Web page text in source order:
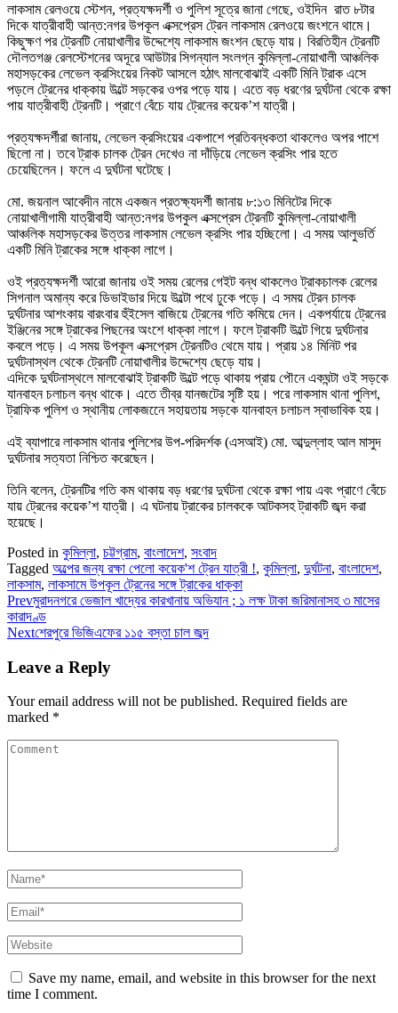
লাকসাম রেলওয়ে স্টেশন, প্রত্যক্ষদর্শী ও পুলিশ সূত্রে জানা গেছে, ওইদিন রাত ৮টার
দিকে যাত্রীবাহী আন্ত:নগর উপকূল এক্সপ্রেস ট্রেন লাকসাম রেলওয়ে জংশনে থামে।
কিছুক্ষণ পর ট্রেনটি নোয়াখালীর উদ্দেশ্যে লাকসাম জংশন ছেড়ে যায়। বিরতিহীন ট্রেনটি
দৌলতগঞ্জ রেলস্টেশনের অদূরে আউটার সিগন্যাল সংলগ্ন কুমিল্লা-নোয়াখালী আঞ্চলিক
মহাসড়কের লেভেল ক্রসিংয়ের নিকট আসলে হঠাৎ মালবোঝাই একটি মিনি ট্রাক এসে
পড়লে ট্রেনের ধাক্কায় উল্টে সড়কের ওপর পড়ে যায়। এতে বড় ধরণের দুর্ঘটনা থেকে রক্ষা
পায় যাত্রীবাহী ট্রেনটি। প্রাণে বেঁচে যায় ট্রেনের কয়েক’শ যাত্রী।
প্রত্যক্ষদর্শীরা জানায়, লেভেল ক্রসিংয়ের একপাশে প্রতিবন্ধকতা থাকলেও অপর পাশে
ছিলো না। তবে ট্রাক চালক ট্রেন দেখেও না দাঁড়িয়ে লেভেল ক্রসিং পার হতে
চেয়েছিলেন। ফলে এ দুর্ঘটনা ঘটেছে।
মো. জয়নাল আবেদীন নামে একজন প্রতক্ষ্যদর্শী জানায় ৮:১৩ মিনিটের দিকে
নোয়াখালীগামী যাত্রীবাহী আন্ত:নগর উপকুল এক্সপ্রেস ট্রেনটি কুমিল্লা-নোয়াখালী
আঞ্চলিক মহাসড়কের উত্তর লাকসাম লেভেল ক্রসিং পার হচ্ছিলো। এ সময় আলুভর্তি
একটি মিনি ট্রাকের সঙ্গে ধাক্কা লাগে।
ওই প্রত্যক্ষদর্শী আরো জানায় ওই সময় রেলের গেইট বন্ধ থাকলেও ট্রাকচালক রেলের
সিগনাল অমান্য করে ডিভাইডার দিয়ে উল্টো পথে ঢুকে পড়ে। এ সময় ট্রেন চালক
দুর্ঘটনার আশংকায় বারংবার হুঁইসেল বাজিয়ে ট্রেনের গতি কমিয়ে দেন। একপর্যায়ে ট্রেনের
ইঞ্জিনের সঙ্গে ট্রাকের পিছনের অংশে ধাক্কা লাগে। ফলে ট্রাকটি উল্টে গিয়ে দুর্ঘটনার
কবলে পড়ে। এ সময় উপকূল এক্সপ্রেস ট্রেনটিও থেমে যায়। প্রায় ১৪ মিনিট পর
দুর্ঘটনাস্থল থেকে ট্রেনটি নোয়াখালীর উদ্দেশ্যে ছেড়ে যায়।
এদিকে দুর্ঘটনাস্থলে মালবোঝাই ট্রাকটি উল্টে পড়ে থাকায় প্রায় পৌনে একঘন্টা ওই সড়কে
যানবাহন চলাচল বন্ধ থাকে। এতে তীব্র যানজটের সৃষ্টি হয়। পরে লাকসাম থানা পুলিশ,
ট্রাফিক পুলিশ ও স্থানীয় লোকজনেে সহায়তায় সড়কে যানবাহন চলাচল স্বাভাবিক হয়।
এই ব্যাপারে লাকসাম থানার পুলিশের উপ-পরিদর্শক (এসআই) মো. আব্দুল্লাহ আল মাসুদ
দুর্ঘটনার সত্যতা নিশ্চিত করেছেন।
তিনি বলেন, ট্রেনটির গতি কম থাকায় বড় ধরণের দুর্ঘটনা থেকে রক্ষা পায় এবং প্রাণে বেঁচে
যায় ট্রেনের কয়েক’শ যাত্রী। এ ঘটনায় ট্রাকের চালককে আটকসহ ট্রাকটি জব্দ করা
হয়েছে।
Posted in কুমিল্লা, চট্টগ্রাম, বাংলাদেশ, সংবাদ
Tagged অল্পের জন্য রক্ষা পেলো কয়েক'শ ট্রেন যাত্রী !, কুমিল্লা, দুর্ঘটনা, বাংলাদেশ,
লাকসাম, লাকসামে উপকূল ট্রেনের সঙ্গে ট্রাকের ধাক্কা
Prevমুরাদনগরে ভেজাল খাদ্যের কারখানায় অভিযান ; ১ লক্ষ টাকা জরিমানাসহ ৩ মাসের
কারাদণ্ড
Nextশেরপুরে ভিজিএফের ১১৫ বস্তা চাল জব্দ
Leave a Reply
Your email address will not be published. Required fields are
marked *
Save my name, email, and website in this browser for the next
time I comment.